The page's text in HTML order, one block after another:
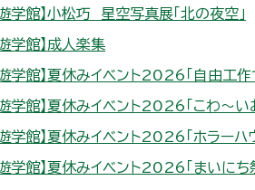
学館】小松巧 星空写真展「北の夜空」
学館】成人楽集
学館】夏休みイベント2026「自由工作
学館】夏休みイベント2026「こわ～い
学館】夏休みイベント2026「ホラーハ
学館】夏休みイベント2026「まいにち